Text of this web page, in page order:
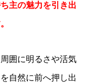
主の魅力を引き出
囲に明るさや活気
自然に前へ押し出